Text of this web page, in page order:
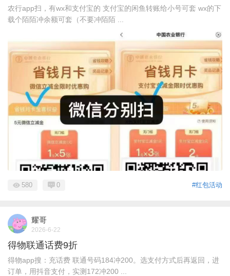
农行app扫，有wx和支付宝的 支付宝的闲鱼转账给小号可套 wx的下
载个陌陌冲余额可套（不要冲陌陌 ...
#红包活动
580 0
耀哥
2026-6-22
得物联通话费9折
得物app搜：充话费 联通号码184冲200。选支付方式后再返回，进
订单，用抖音支付，实测172冲200 ...